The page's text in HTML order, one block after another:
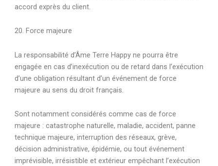
accord exprès du client.
20. Force majeure
La responsabilité d’Âme Terre Happy ne pourra être
engagée en cas d’inexécution ou de retard dans l’exécution
d’une obligation résultant d’un événement de force
majeure au sens du droit français.
Sont notamment considérés comme cas de force
majeure : catastrophe naturelle, maladie, accident, panne
technique majeure, interruption des réseaux, grève,
décision administrative, épidémie, ou tout événement
imprévisible, irrésistible et extérieur empêchant l’exécution